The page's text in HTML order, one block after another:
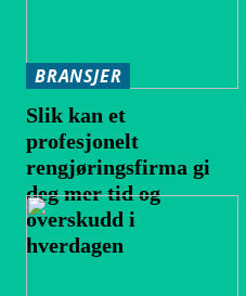
BRANSJER
Slik kan et
profesjonelt
rengjøringsfirma gi
deg mer tid og
overskudd i
hverdagen